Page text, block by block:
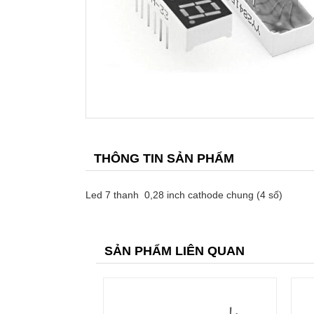
THÔNG TIN SẢN PHẨM
Led 7 thanh 0,28 inch cathode chung (4 số)
SẢN PHẨM LIÊN QUAN